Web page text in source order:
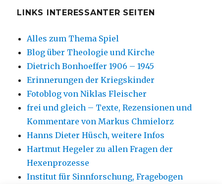
LINKS INTERESSANTER SEITEN
Alles zum Thema Spiel
Blog über Theologie und Kirche
Dietrich Bonhoeffer 1906 – 1945
Erinnerungen der Kriegskinder
Fotoblog von Niklas Fleischer
frei und gleich – Texte, Rezensionen und
Kommentare von Markus Chmielorz
Hanns Dieter Hüsch, weitere Infos
Hartmut Hegeler zu allen Fragen der
Hexenprozesse
Institut für Sinnforschung, Fragebogen